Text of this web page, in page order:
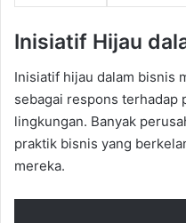
Inisiatif Hijau
Inisiatif hijau dalam bisnis
sebagai respons terhadap
lingkungan. Banyak
praktik bisnis yang
mereka.